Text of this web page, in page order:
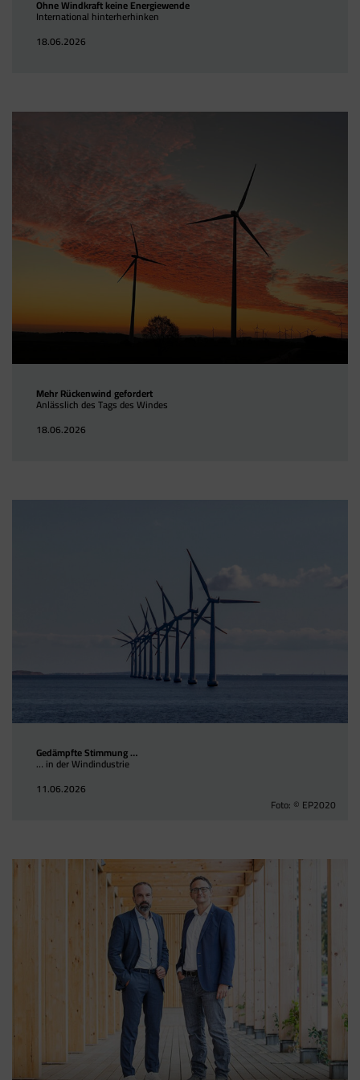
Ohne Windkraft keine Energiewende
International hinterherhinken
18.06.2026
Mehr Rückenwind gefordert
Anlässlich des Tags des Windes
18.06.2026
Foto: © EP2020
Gedämpfte Stimmung …
… in der Windindustrie
11.06.2026